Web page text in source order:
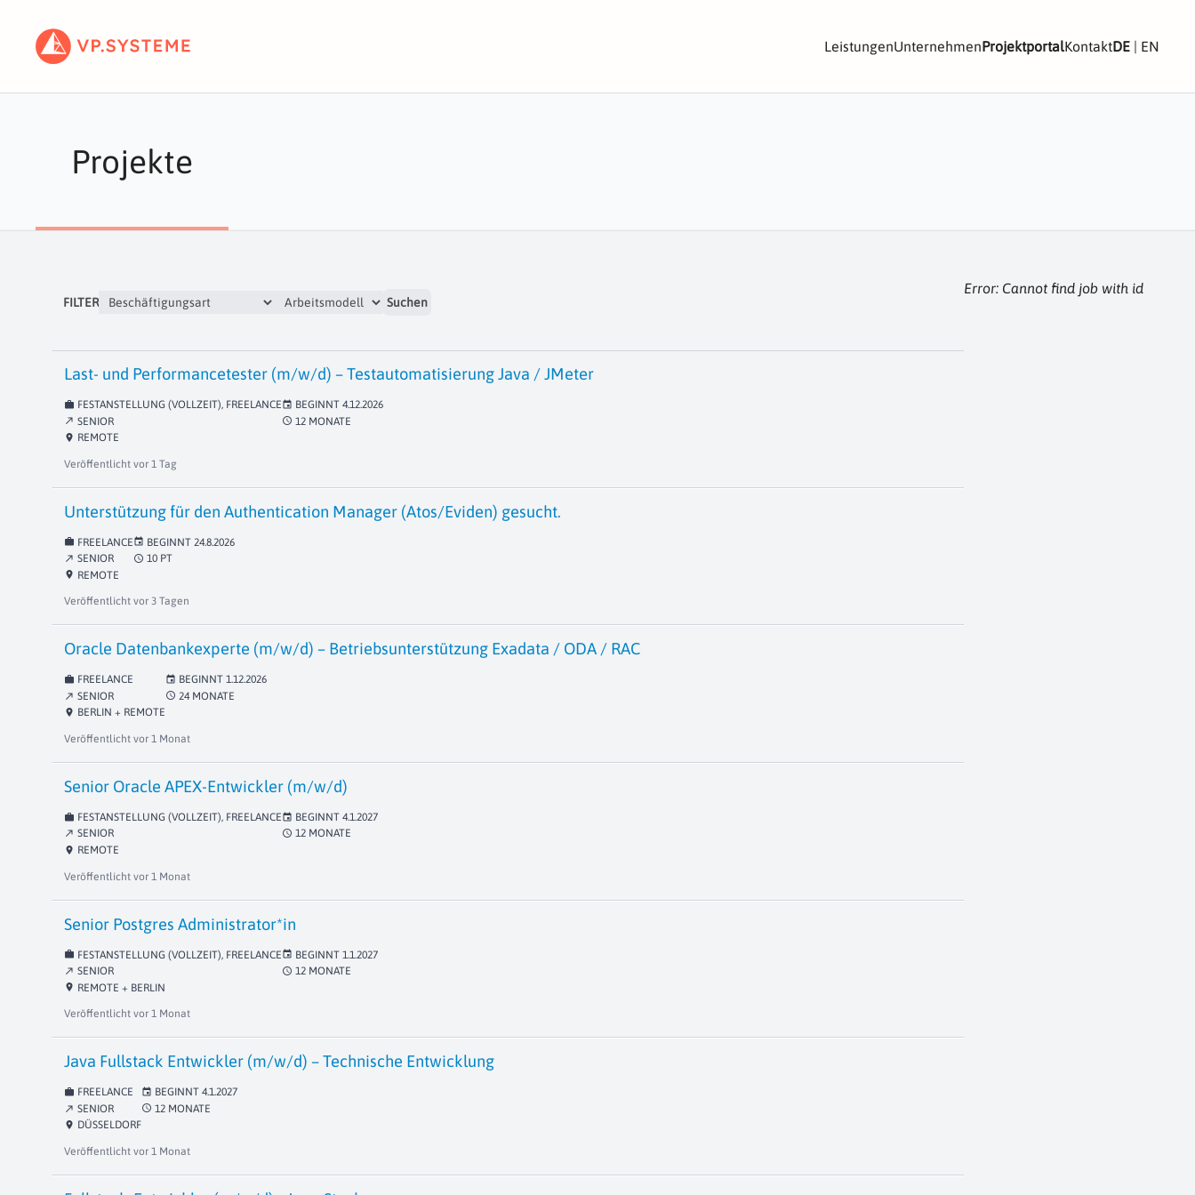
LeistungenUnternehmenProjektportalKontaktDE | EN
Projekte
FILTER Suchen
Last- und Performancetester (m/w/d) – Testautomatisierung Java / JMeter
work FESTANSTELLUNG (VOLLZEIT), FREELANCE
north_east SENIOR
location_on REMOTE
event BEGINNT 4.12.2026
schedule 12 MONATE
Veröffentlicht vor 1 Tag
Unterstützung für den Authentication Manager (Atos/Eviden) gesucht.
work FREELANCE
north_east SENIOR
location_on REMOTE
event BEGINNT 24.8.2026
schedule 10 PT
Veröffentlicht vor 3 Tagen
Oracle Datenbankexperte (m/w/d) – Betriebsunterstützung Exadata / ODA / RAC
work FREELANCE
north_east SENIOR
location_on BERLIN + REMOTE
event BEGINNT 1.12.2026
schedule 24 MONATE
Veröffentlicht vor 1 Monat
Senior Oracle APEX-Entwickler (m/w/d)
work FESTANSTELLUNG (VOLLZEIT), FREELANCE
north_east SENIOR
location_on REMOTE
event BEGINNT 4.1.2027
schedule 12 MONATE
Veröffentlicht vor 1 Monat
Senior Postgres Administrator*in
work FESTANSTELLUNG (VOLLZEIT), FREELANCE
north_east SENIOR
location_on REMOTE + BERLIN
event BEGINNT 1.1.2027
schedule 12 MONATE
Veröffentlicht vor 1 Monat
Java Fullstack Entwickler (m/w/d) – Technische Entwicklung
work FREELANCE
north_east SENIOR
location_on DÜSSELDORF
event BEGINNT 4.1.2027
schedule 12 MONATE
Veröffentlicht vor 1 Monat
Error: Cannot find job with id